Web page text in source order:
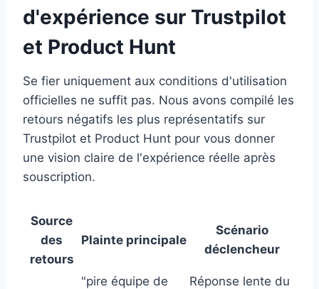
d'expérience sur Trustpilot
et Product Hunt
Se fier uniquement aux conditions d'utilisation
officielles ne suffit pas. Nous avons compilé les
retours négatifs les plus représentatifs sur
Trustpilot et Product Hunt pour vous donner
une vision claire de l'expérience réelle après
souscription.
Source
des
retours
Plainte principale
Scénario
déclencheur
"pire équipe de
Réponse lente du